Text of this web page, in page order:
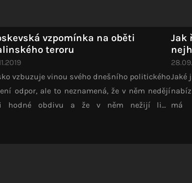
vzpomínka na oběti
teroru
vzbuzuje vinou svého dnešního politického
odpor, ale to neznamená, že v něm nedějí
hodné obdivu a že v něm nežijí lidé
Jak
Jaké
má